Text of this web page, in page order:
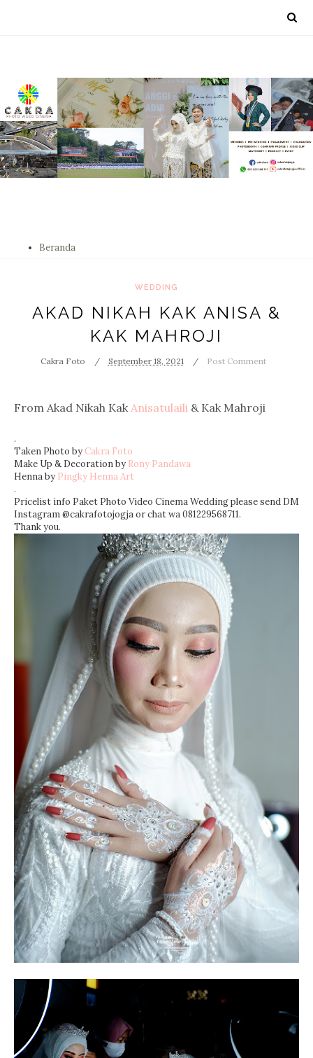
Beranda
WEDDING
AKAD NIKAH KAK ANISA &
KAK MAHROJI
Cakra Foto September 18, 2021 Post Comment
From Akad Nikah Kak Anisatulaili & Kak Mahroji
.
Taken Photo by Cakra Foto
Make Up & Decoration by Rony Pandawa
Henna by Pingky Henna Art
.
Pricelist info Paket Photo Video Cinema Wedding please send DM
Instagram @cakrafotojogja or chat wa 081229568711.
Thank you.